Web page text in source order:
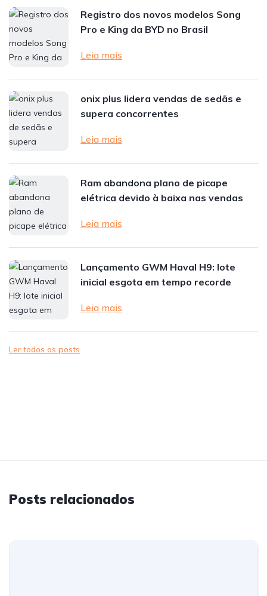
Registro dos novos modelos Song
Pro e King da BYD no Brasil
Leia mais
onix plus lidera vendas de sedãs e
supera concorrentes
Leia mais
Ram abandona plano de picape
elétrica devido à baixa nas vendas
Leia mais
Lançamento GWM Haval H9: lote
inicial esgota em tempo recorde
Leia mais
Ler todos os posts
Posts relacionados